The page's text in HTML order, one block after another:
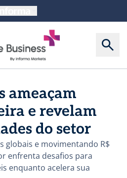
ameaçam
e revelam
do setor
globais e movimentando R$
enfrenta desafios para
enquanto acelera sua